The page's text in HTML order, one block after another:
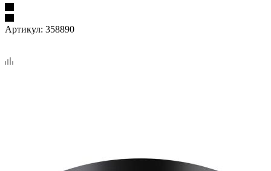
Артикул: 358890